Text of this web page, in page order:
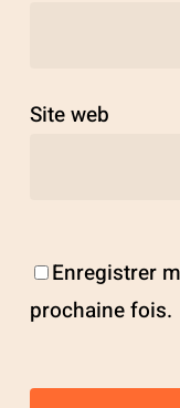
Site web
Enregistrer
prochaine fois.